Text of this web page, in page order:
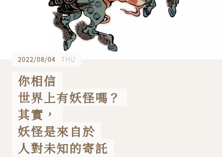
點數中心 point
訂單中心 order
會員資料 account
關於我們
2022/08/04 THU
你相信
世界上有妖怪嗎？
其實，
妖怪是來自於
人對未知的寄託